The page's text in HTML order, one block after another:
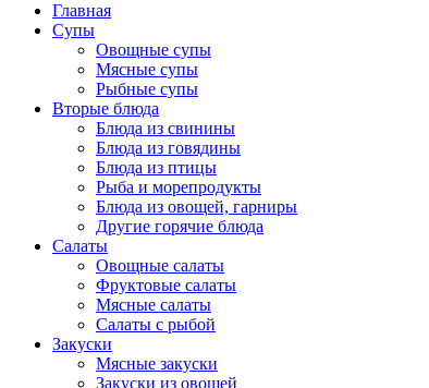
Главная
Супы
Овощные супы
Мясные супы
Рыбные супы
Вторые блюда
Блюда из свинины
Блюда из говядины
Блюда из птицы
Рыба и морепродукты
Блюда из овощей, гарниры
Другие горячие блюда
Салаты
Овощные салаты
Фруктовые салаты
Мясные салаты
Салаты с рыбой
Закуски
Мясные закуски
Закуски из овощей